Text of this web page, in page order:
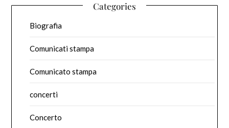
Categories
Biografia
Comunicati stampa
Comunicato stampa
concerti
Concerto